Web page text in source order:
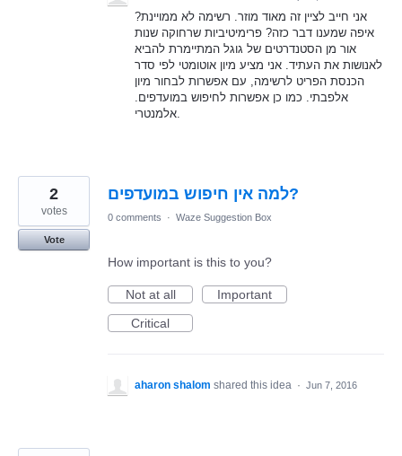
אני חייב לציין זה מאוד מוזר. רשימה לא ממויינת?
איפה שמענו דבר כזה? פרימיטיביות שרחוקה שנות
אור מן הסטנדרטים של גוגל המתיימרת להביא
לאנושות את העתיד. אני מציע מיון אוטומטי לפי סדר
הכנסת הפריט לרשימה, עם אפשרות לבחור מיון
אלפבתי. כמו כן אפשרות לחיפוש במועדפים.
אלמנטרי.
למה אין חיפוש במועדפים? 2
votes
Vote
0 comments · Waze Suggestion Box
How important is this to you?
Not at all
Important
Critical
aharon shalom shared this idea · Jun 7, 2016